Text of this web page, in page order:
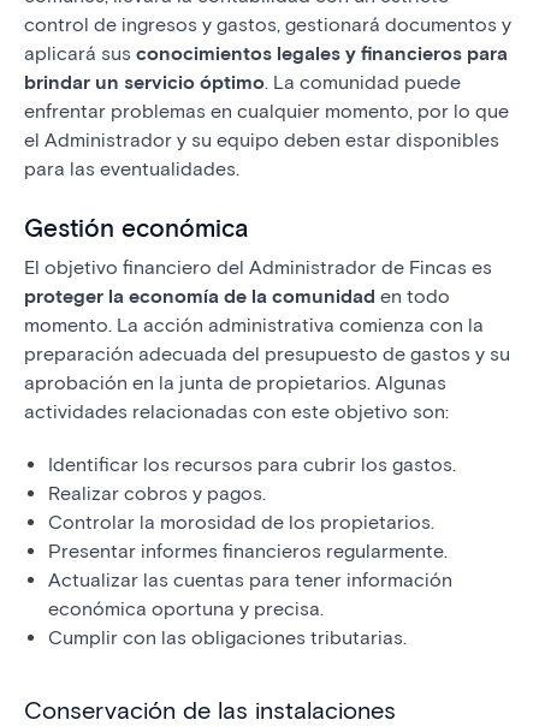
control de ingresos y gastos, gestionará documentos y
aplicará sus conocimientos legales y financieros para
brindar un servicio óptimo. La comunidad puede
enfrentar problemas en cualquier momento, por lo que
el Administrador y su equipo deben estar disponibles
para las eventualidades.
Gestión económica
El objetivo financiero del Administrador de Fincas es
proteger la economía de la comunidad en todo
momento. La acción administrativa comienza con la
preparación adecuada del presupuesto de gastos y su
aprobación en la junta de propietarios. Algunas
actividades relacionadas con este objetivo son:
Identificar los recursos para cubrir los gastos.
Realizar cobros y pagos.
Controlar la morosidad de los propietarios.
Presentar informes financieros regularmente.
Actualizar las cuentas para tener información
económica oportuna y precisa.
Cumplir con las obligaciones tributarias.
Conservación de las instalaciones